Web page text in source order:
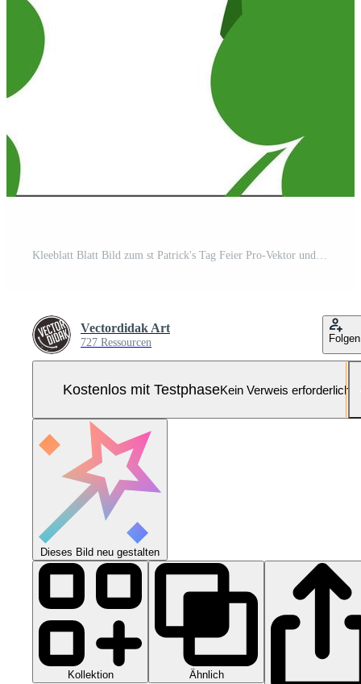
Kleeblatt Blatt Bild zum st Patrick's Tag Feier Pro-Vektor und Pro-SVG
Vectordidak Art
727 Ressourcen Folgen
Kostenlos mit TestphaseKein Verweis erforderlich
Dieses Bild neu gestalten
Kollektion Ähnlich